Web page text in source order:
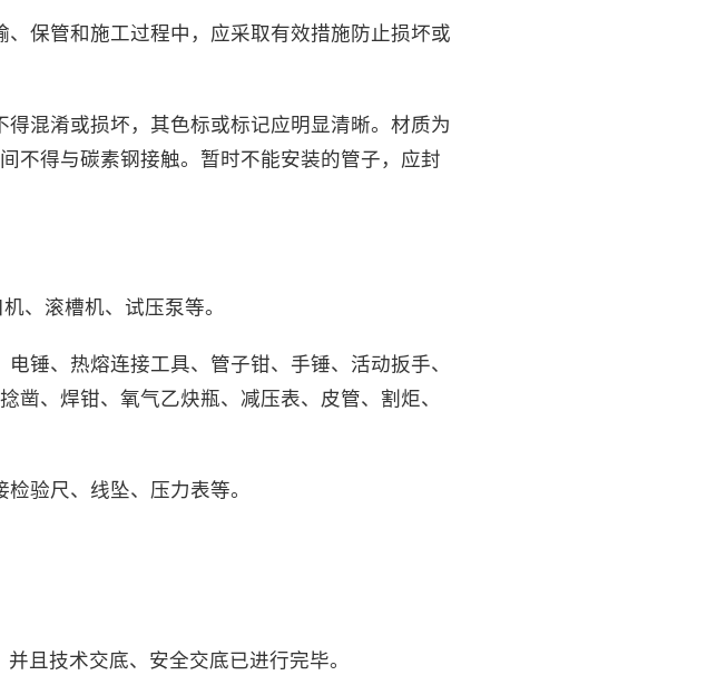
保管和施工过程中，应采取有效措施防止损坏或
混淆或损坏，其色标或标记应明显清晰。材质为
不得与碳素钢接触。暂时不能安装的管子，应封
、滚槽机、试压泵等。
锤、热熔连接工具、管子钳、手锤、活动扳手、
凿、焊钳、氧气乙炔瓶、减压表、皮管、割炬、
验尺、线坠、压力表等。
且技术交底、安全交底已进行完毕。